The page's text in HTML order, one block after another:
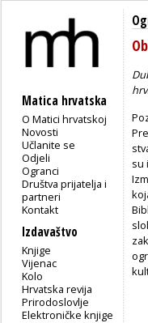
Matica hrvatska
O Matici hrvatskoj
Novosti
Učlanite se
Odjeli
Ogranci
Društva prijatelja i
partneri
Kontakt
Izdavaštvo
Knjige
Vijenac
Kolo
Hrvatska revija
Prirodoslovlje
Elektroničke knjige
su